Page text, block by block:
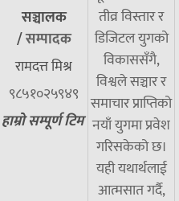
सञ्चालक
/सम्पादक
रामदत्त मिश्र
९८५१०२५९४९
हाम्रो सम्पूर्ण टिम
तीव्र विस्तार र
डिजिटल युगको
विकाससँगै,
विश्वले सञ्चार र
समाचार प्राप्तिको
नयाँ युगमा प्रवेश
गरिसकेको छ।
यही यथार्थलाई
आत्मसात गर्दै,